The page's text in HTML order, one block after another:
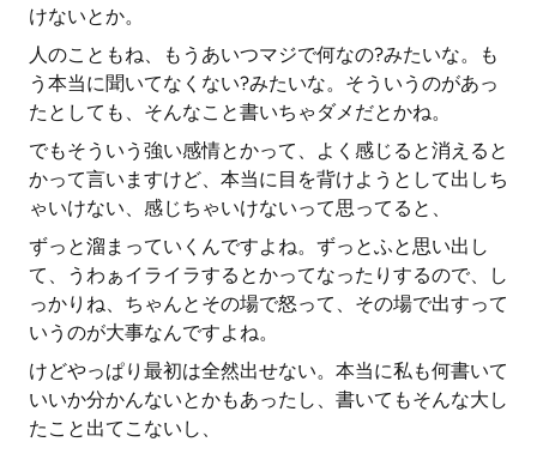
けないとか。
人のこともね、もうあいつマジで何なの?みたいな。も
う本当に聞いてなくない?みたいな。そういうのがあっ
たとしても、そんなこと書いちゃダメだとかね。
でもそういう強い感情とかって、よく感じると消えると
かって言いますけど、本当に目を背けようとして出しち
ゃいけない、感じちゃいけないって思ってると、
ずっと溜まっていくんですよね。ずっとふと思い出し
て、うわぁイライラするとかってなったりするので、し
っかりね、ちゃんとその場で怒って、その場で出すって
いうのが大事なんですよね。
けどやっぱり最初は全然出せない。本当に私も何書いて
いいか分かんないとかもあったし、書いてもそんな大し
たこと出てこないし、